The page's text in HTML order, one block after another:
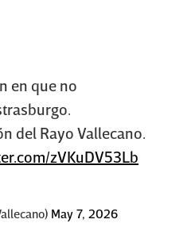
en que no
del Rayo Vallecano.
zVKuDV53Lb
May 7, 2026